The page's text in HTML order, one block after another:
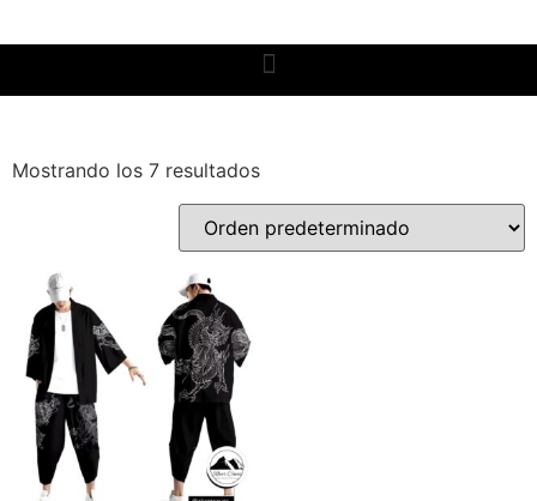
Mostrando los 7 resultados